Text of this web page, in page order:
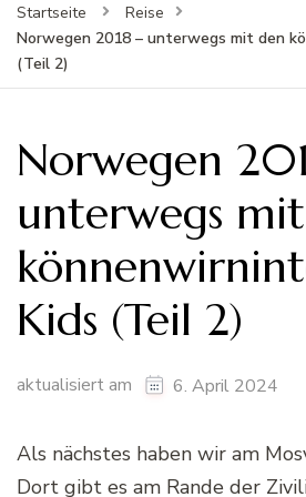
Startseite
Reise
Norwegen 2018 – unterwegs mit den
(Teil 2)
Norwegen
unterwegs
Kids (Teil 2)
aktualisiert am 6. April 2024
Als nächstes haben wir am
Dort gibt es am Rande der